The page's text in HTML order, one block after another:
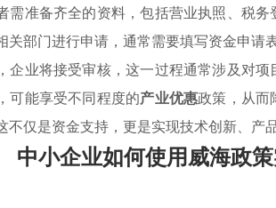
需准备齐全的资料，包括营业执照、税
关部门进行申请，通常需要填写资金申请
企业将接受审核，这一过程通常涉及对
可能享受不同程度的产业优惠政策，从而
不仅是资金支持，更是实现技术创新、产
中小企业如何使用威海政